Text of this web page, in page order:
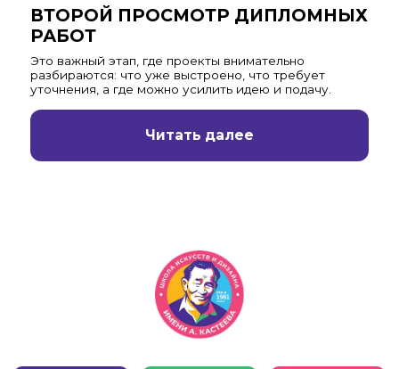
ВТОРОЙ ПРОСМОТР ДИПЛОМНЫХ
РАБОТ
Это важный этап, где проекты внимательно
разбираются: что уже выстроено, что требует
уточнения, а где можно усилить идею и подачу.
Читать далее